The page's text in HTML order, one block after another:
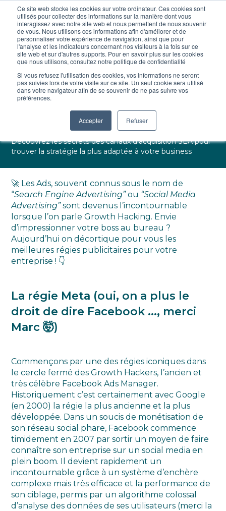
Ce site web stocke les cookies sur votre ordinateur. Ces cookies sont
utilisés pour collecter des informations sur la manière dont vous
interagissez avec notre site web et nous permettent de nous souvenir
de vous. Nous utilisons ces informations afin d'améliorer et de
personnaliser votre expérience de navigation, ainsi que pour
l'analyse et les indicateurs concernant nos visiteurs à la fois sur ce
site web et sur d'autres supports. Pour en savoir plus sur les cookies
que nous utilisons, consultez notre politique de confidentialité
Si vous refusez l'utilisation des cookies, vos informations ne seront
pas suivies lors de votre visite sur ce site. Un seul cookie sera utilisé
dans votre navigateur afin de se souvenir de ne pas suivre vos
préférences.
Accepter Refuser
Lecture :6 min 25 April 2023
Les meilleurs canaux
d'acquisition SEA
Découvrez les secrets des canaux d'acquisition SEA pour
trouver la stratégie la plus adaptée à votre business
🚀 Les Ads, souvent connus sous le nom de
“Search Engine Advertising”ou “Social Media
Advertising”sont devenus l’incontournable
lorsque l’on parle Growth Hacking. Envie
d’impressionner votre boss au bureau ?
Aujourd’hui on décortique pour vous les
meilleures régies publicitaires pour votre
entreprise ! 👇
La régie Meta (oui, on a plus le
droit de dire Facebook ..., merci
Marc 🤯)
Commençons par une des régies iconiques dans
le cercle fermé des Growth Hackers, l’ancien et
très célèbre Facebook Ads Manager.
Historiquement c’est certainement avec Google
(en 2000) la régie la plus ancienne et la plus
développée. Dans un soucis de monétisation de
son réseau social phare, Facebook commence
timidement en 2007 par sortir un moyen de faire
connaître son entreprise sur un social media en
plein boom. Il devient rapidement un
incontournable grâce à un système d’enchère
complexe mais très efficace et la performance de
son ciblage, permis par un algorithme colossal
d’analyse des données de ses utilisateurs (merci la